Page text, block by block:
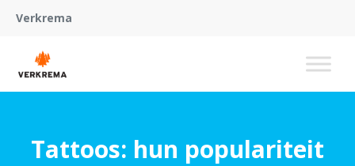
Verkrema
Tattoos: hun populariteit